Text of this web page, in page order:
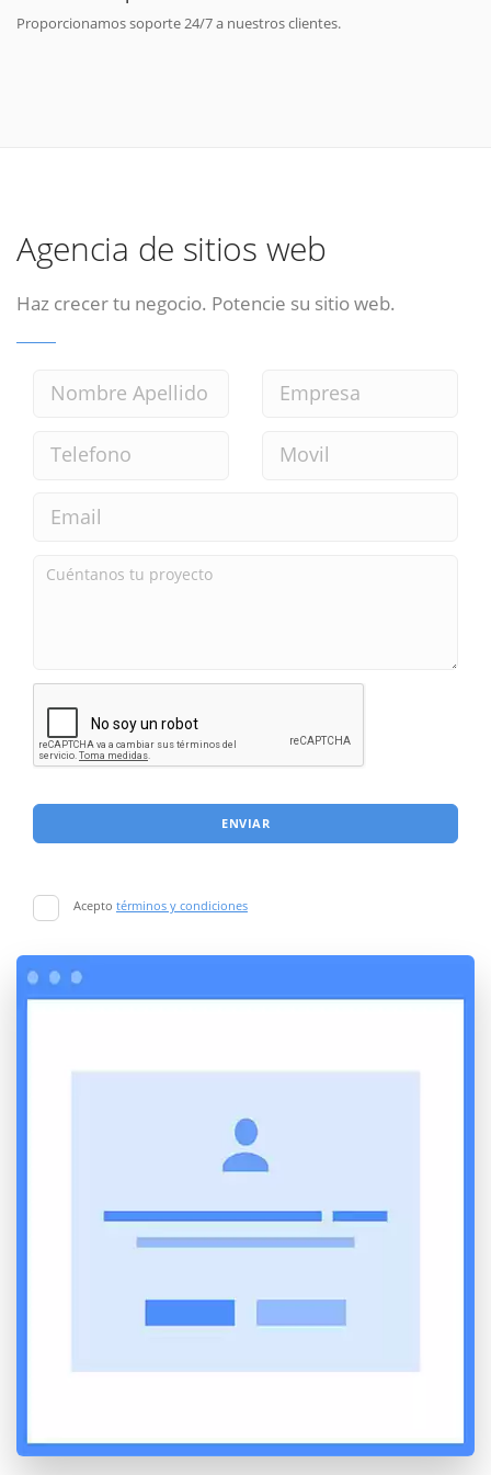
Proporcionamos soporte 24/7 a nuestros clientes.
Agencia de sitios web
Haz crecer tu negocio. Potencie su sitio web.
ENVIAR
Acepto términos y condiciones